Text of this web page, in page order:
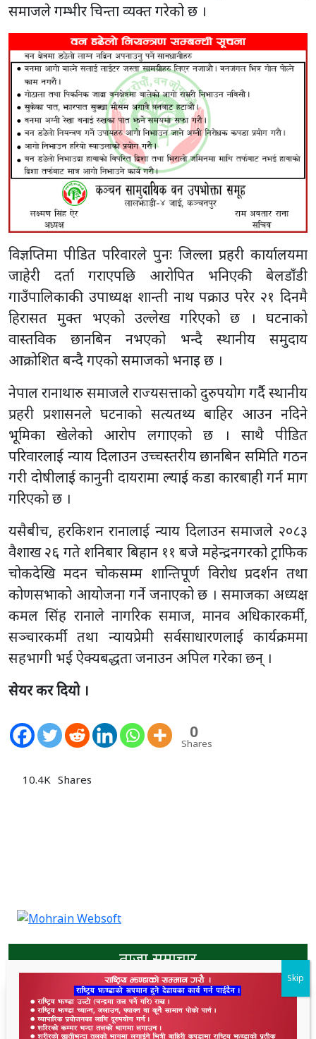
समाजले गम्भीर चिन्ता व्यक्त गरेको छ ।
विज्ञप्तिमा पीडित परिवारले पुनः जिल्ला प्रहरी कार्यालयमा
जाहेरी दर्ता गराएपछि आरोपित भनिएकी बेलडाँडी
गाउँपालिकाकी उपाध्यक्ष शान्ती नाथ पक्राउ परेर २१ दिनमै
हिरासत मुक्त भएको उल्लेख गरिएको छ । घटनाको
वास्तविक छानबिन नभएको भन्दै स्थानीय समुदाय
आक्रोशित बन्दै गएको समाजको भनाइ छ ।
नेपाल रानाथारु समाजले राज्यसत्ताको दुरुपयोग गर्दै स्थानीय
प्रहरी प्रशासनले घटनाको सत्यतथ्य बाहिर आउन नदिने
भूमिका खेलेको आरोप लगाएको छ । साथै पीडित
परिवारलाई न्याय दिलाउन उच्चस्तरीय छानबिन समिति गठन
गरी दोषीलाई कानुनी दायरामा ल्याई कडा कारबाही गर्न माग
गरिएको छ ।
यसैबीच, हरकिशन रानालाई न्याय दिलाउन समाजले २०८३
वैशाख २६ गते शनिबार बिहान ११ बजे महेन्द्रनगरको ट्राफिक
चोकदेखि मदन चोकसम्म शान्तिपूर्ण विरोध प्रदर्शन तथा
कोणसभाको आयोजना गर्ने जनाएको छ । समाजका अध्यक्ष
कमल सिंह रानाले नागरिक समाज, मानव अधिकारकर्मी,
सञ्चारकर्मी तथा न्यायप्रेमी सर्वसाधारणलाई कार्यक्रममा
सहभागी भई ऐक्यबद्धता जनाउन अपिल गरेका छन् ।
सेयर कर दियो ।
0
Shares
10.4K Shares
ताजा समाचार
Skip